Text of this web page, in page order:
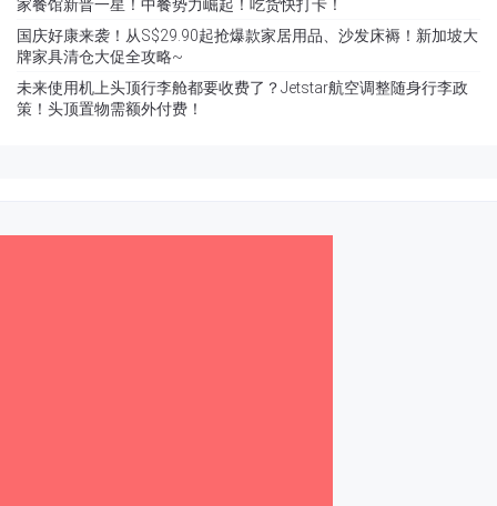
家餐馆新晋一星！中餐势力崛起！吃货快打卡！
国庆好康来袭！从S$29.90起抢爆款家居用品、沙发床褥！新加坡大
牌家具清仓大促全攻略~
未来使用机上头顶行李舱都要收费了？Jetstar航空调整随身行李政
策！头顶置物需额外付费！